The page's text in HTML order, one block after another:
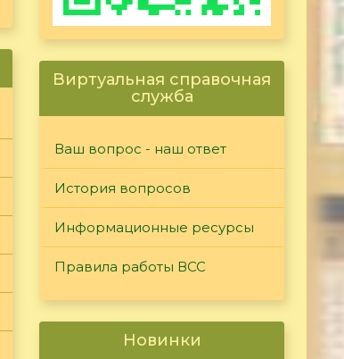
Виртуальная справочная
служба
Ваш вопрос - наш ответ
История вопросов
Информационные ресурсы
Правила работы ВСС
Новинки